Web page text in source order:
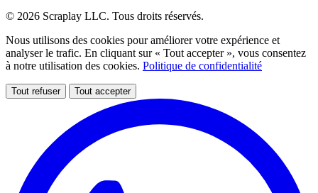
© 2026 Scraplay LLC. Tous droits réservés.
Nous utilisons des cookies pour améliorer votre expérience et
analyser le trafic. En cliquant sur « Tout accepter », vous consentez
à notre utilisation des cookies. Politique de confidentialité
Tout refuser Tout accepter